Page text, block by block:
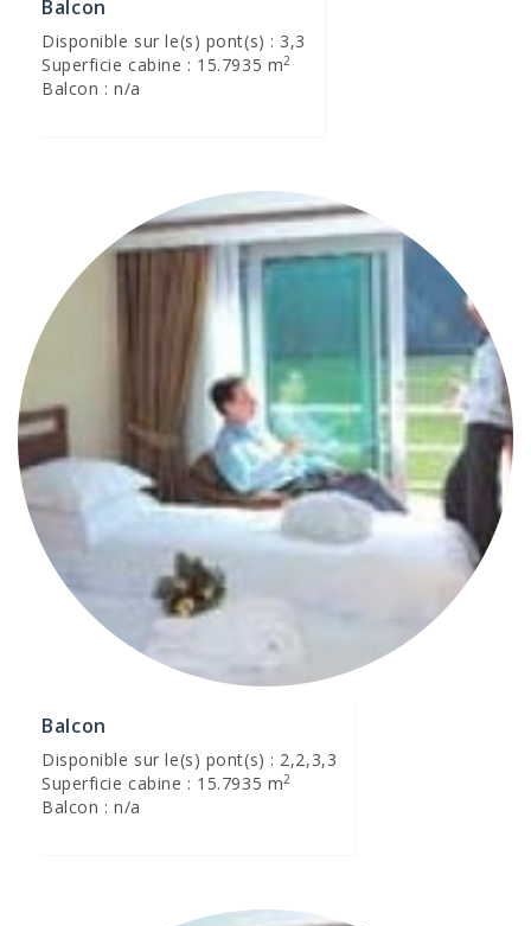
Balcon
Disponible sur le(s) pont(s) : 3,3
Superficie cabine : 15.7935 m2
Balcon : n/a
Balcon
Disponible sur le(s) pont(s) : 2,2,3,3
Superficie cabine : 15.7935 m2
Balcon : n/a